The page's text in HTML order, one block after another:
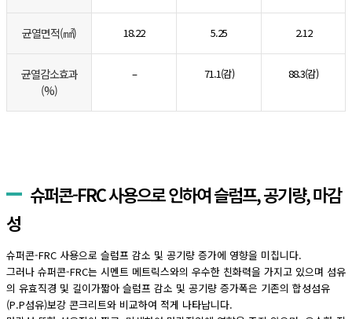
균열면적(㎟) 18.22 5.25 2.12
균열감소효과
(%)
– 71.1(감) 88.3(감)
슈퍼콘-FRC 사용으로 인하여 슬럼프, 공기량, 마감
성
슈퍼콘-FRC 사용으로 슬럼프 감소 및 공기량 증가에 영향을 미칩니다.
그러나 슈퍼콘-FRC는 시멘트 메트릭스와의 우수한 친화력을 가지고 있으며 섬유
의 유효직경 및 길이가짧아 슬럼프 감소 및 공기량 증가폭은 기존의 합성섬유
(P.P섬유)보강 콘크리트와 비교하여 적게 나타납니다.